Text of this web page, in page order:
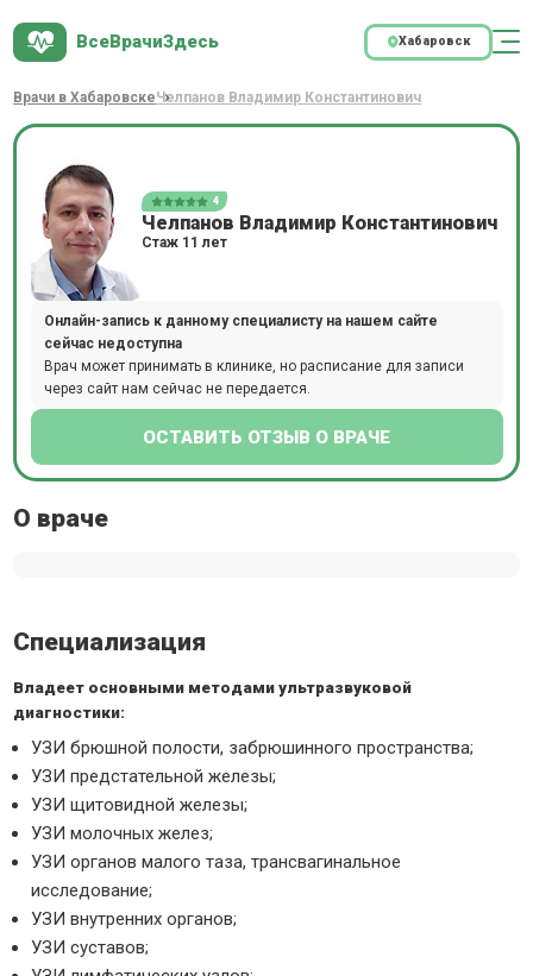
ВсеВрачиЗдесь Хабаровск
Врачи в ХабаровскеЧелпанов Владимир Константинович
4
Челпанов Владимир Константинович
Стаж 11 лет
Онлайн-запись к данному специалисту на нашем сайте
сейчас недоступна
Врач может принимать в клинике, но расписание для записи
через сайт нам сейчас не передается.
ОСТАВИТЬ ОТЗЫВ О ВРАЧЕ
О враче
Специализация
Владеет основными методами ультразвуковой
диагностики:
УЗИ брюшной полости, забрюшинного пространства;
УЗИ предстательной железы;
УЗИ щитовидной железы;
УЗИ молочных желез;
УЗИ органов малого таза, трансвагинальное
исследование;
УЗИ внутренних органов;
УЗИ суставов;